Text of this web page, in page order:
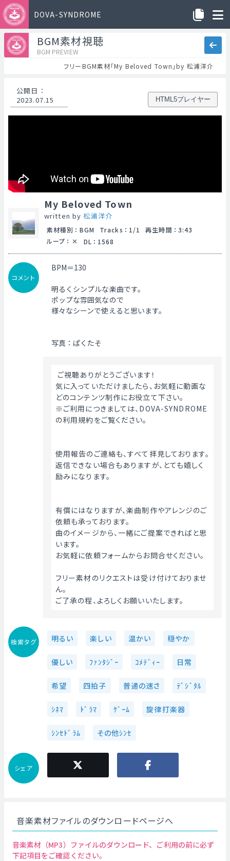
DOVA-SYNDROME
BGM素材視聴
BGM PREVIEW
フリーBGM素材「My Beloved Town」by 松浦洋介
公開日 ：
2023.07.15
HTML5プレイヤー
My Beloved Town
written by松浦洋介
素材種別 ： BGM Tracks ： 1/1 再生時間 ： 3:43
ループ ： DL ： 1568
コメント
BPM＝130
明るくシンプルな楽曲です。
ポップな雰囲気なので
様々なシーンで使えると思います。
写真：ぱくたそ
ご視聴ありがとうございます！
気に入っていただけましたら、お気軽に動画な
どのコンテンツ制作にお役立て下さい。
※ご利用につきましては、DOVA-SYNDROME
の利用規約をご覧ください。
使用報告のご連絡も、すべて拝見しております。
返信できない場合もありますが、とても嬉しく
励みになります。
有償にはなりますが、楽曲制作やアレンジのご
依頼も承っております。
曲のイメージから、一緒にご提案できればと思
います。
お気軽に依頼フォームからお問合せください。
フリー素材のリクエストは受け付けておりませ
ん。
ご了承の程、よろしくお願いいたします。
検索タグ 明るい 楽しい 温かい 穏やか
優しい ﾌｧﾝﾀｼﾞｰ ｺﾒﾃﾞｨｰ 日常
希望 四拍子 普通の速さ ﾃﾞｼﾞﾀﾙ
ｼﾈﾏ ﾄﾞﾗﾏ ｹﾞｰﾑ 旋律打楽器
ｼﾝｾﾄﾞﾗﾑ その他ｼﾝｾ
シェア
音楽素材ファイルのダウンロードページへ
音楽素材（MP3）ファイルのダウンロード、ご利用の前に必ず
下記項目をご確認ください。